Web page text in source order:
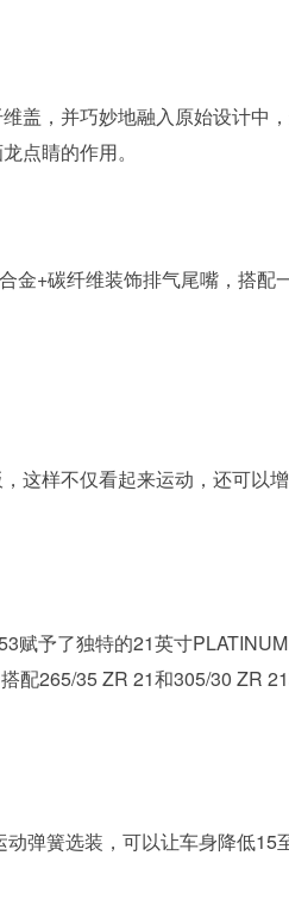
盖，并巧妙地融入原始设计中
点睛的作用。
金+碳纤维装饰排气尾嘴，搭配
这样不仅看起来运动，还可以增
赋予了独特的21英寸
配265/35 ZR 21和305/30 ZR
弹簧选装，可以让车身降低15